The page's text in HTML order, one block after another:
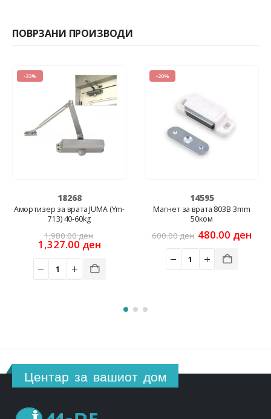
ПОВРЗАНИ ПРОИЗВОДИ
ден.
-33%
18268
Амортизер за врата JUMA (Ym-
713) 40-60kg
1,980.00ден
price
1,980.00 ден.
1,327.00 денCurrent
-20%
14595
Магнет за врата 803B 3mm
50ком
600.00ден Original
was:
600.00 ден.
480.00 ден
Центар за вашиот дом